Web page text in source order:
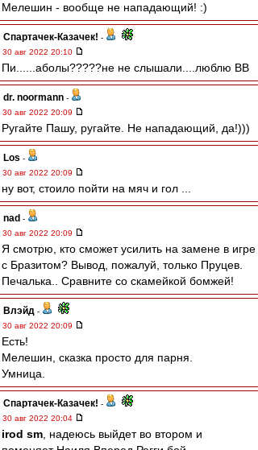
Мелешин - вообще не нападающий! :)
Спартачек-Казачек! -
30 авг 2022 20:10
Пи......аболы?????не не слышали....люблю ВВ
dr. noormann -
30 авг 2022 20:09
Ругайте Пашу, ругайте. Не нападающий, да!)))
Los -
30 авг 2022 20:09
ну вот, стоило пойти на мяч и гол ...
nad -
30 авг 2022 20:09
Я смотрю, кто сможет усилить на замене в игре
с Бразитом? Вывод, пожалуй, только Пруцев.
Печалька.. Сравните со скамейкой бомжей!
Влэйд -
30 авг 2022 20:09
Есть!
Мелешин, сказка просто для парня.
Умница.
Спартачек-Казачек! -
30 авг 2022 20:04
irod sm , надеюсь выйдет во втором и